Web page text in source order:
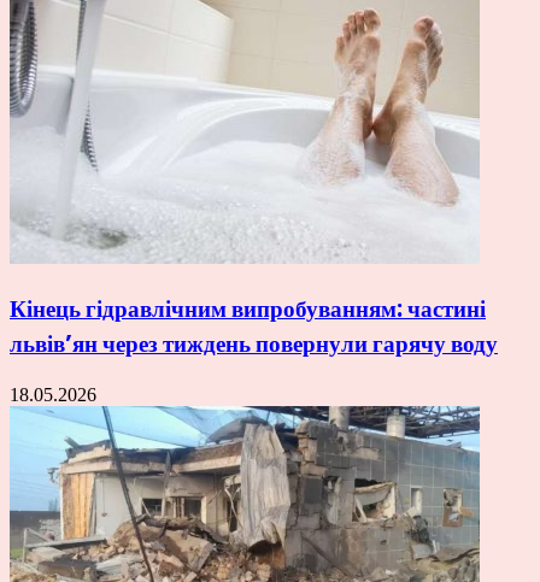
Кінець гідравлічним випробуванням: частині
львів’ян через тиждень повернули гарячу воду
18.05.2026